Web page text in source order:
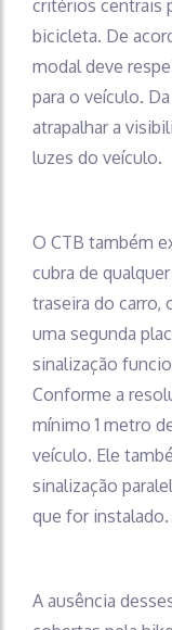
critérios centrais
bicicleta. De
modal deve
para o veículo.
atrapalhar a
luzes do veículo.
O CTB também
cubra de
traseira do carro,
uma segunda
sinalização
Conforme a
mínimo 1 metro
veículo. Ele
sinalização
que for instalado.
A ausência